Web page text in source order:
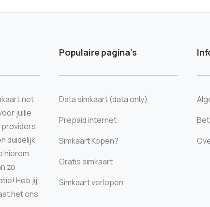
jullie
duidelijk
hierom
zo
Heb jij
het ons
Populaire pagina's
Data simkaart (data only)
Prepaid internet
Simkaart Kopen?
Gratis simkaart
Simkaart verlopen